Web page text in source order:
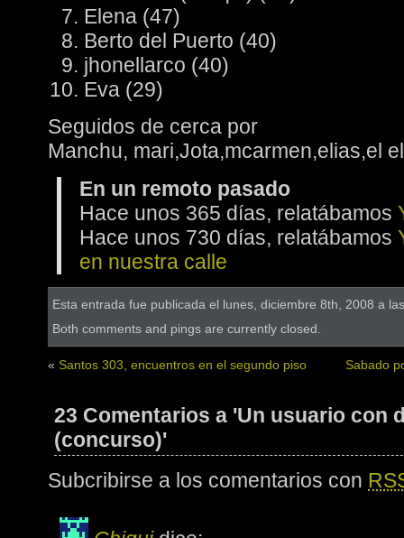
Elena (47)
Berto del Puerto (40)
jhonellarco (40)
Eva (29)
Seguidos de cerca por
Manchu, mari,Jota,mcarmen,elias,el
En un remoto pasado
Hace unos 365 días, relatábamos
Hace unos 730 días, relatábamos
en nuestra calle
Esta entrada fue publicada el lunes, diciembre 8th, 2008 a
Both comments and pings are currently closed.
« Santos 303, encuentros en el segundo piso Sabado
23 Comentarios a 'Un usuario con
(concurso)'
Subcribirse a los comentarios con